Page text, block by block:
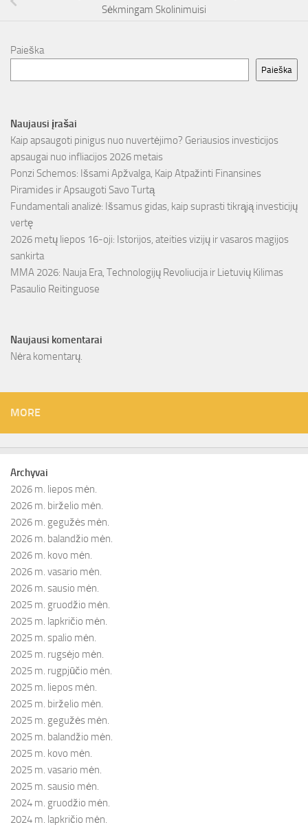
Sėkmingam Skolinimuisi
Paieška
Paieška
Naujausi įrašai
Kaip apsaugoti pinigus nuo nuvertėjimo? Geriausios investicijos
apsaugai nuo infliacijos 2026 metais
Ponzi Schemos: Išsami Apžvalga, Kaip Atpažinti Finansines
Piramides ir Apsaugoti Savo Turtą
Fundamentali analizė: Išsamus gidas, kaip suprasti tikrąją investicijų
vertę
2026 metų liepos 16-oji: Istorijos, ateities vizijų ir vasaros magijos
sankirta
MMA 2026: Nauja Era, Technologijų Revoliucija ir Lietuvių Kilimas
Pasaulio Reitinguose
Naujausi komentarai
Nėra komentarų.
MORE
Archyvai
2026 m. liepos mėn.
2026 m. birželio mėn.
2026 m. gegužės mėn.
2026 m. balandžio mėn.
2026 m. kovo mėn.
2026 m. vasario mėn.
2026 m. sausio mėn.
2025 m. gruodžio mėn.
2025 m. lapkričio mėn.
2025 m. spalio mėn.
2025 m. rugsėjo mėn.
2025 m. rugpjūčio mėn.
2025 m. liepos mėn.
2025 m. birželio mėn.
2025 m. gegužės mėn.
2025 m. balandžio mėn.
2025 m. kovo mėn.
2025 m. vasario mėn.
2025 m. sausio mėn.
2024 m. gruodžio mėn.
2024 m. lapkričio mėn.